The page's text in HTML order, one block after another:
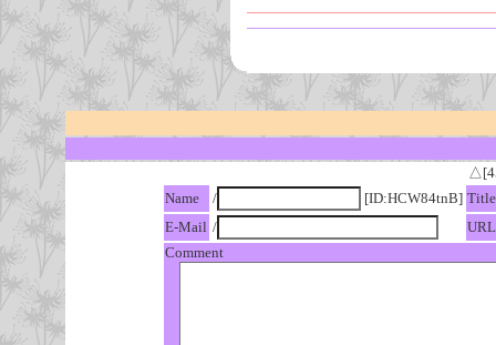
Name
/ [ID:HCW84tnB] Title
E-Mail /
URL
Comment